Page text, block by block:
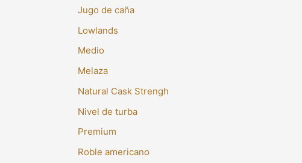
Jugo de caña
Lowlands
Medio
Melaza
Natural Cask Strengh
Nivel de turba
Premium
Roble americano